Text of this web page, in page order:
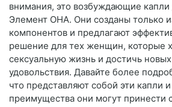
внимания, это возбуждающие
Элемент ОНА. Они созданы только
компонентов и предлагают
решение для тех женщин, которые
сексуальную жизнь и достичь
удовольствия. Давайте более
что представляют собой эти капли
преимущества они могут принести